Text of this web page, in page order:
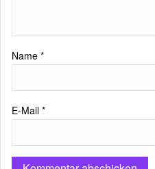
Name *
E-Mail *